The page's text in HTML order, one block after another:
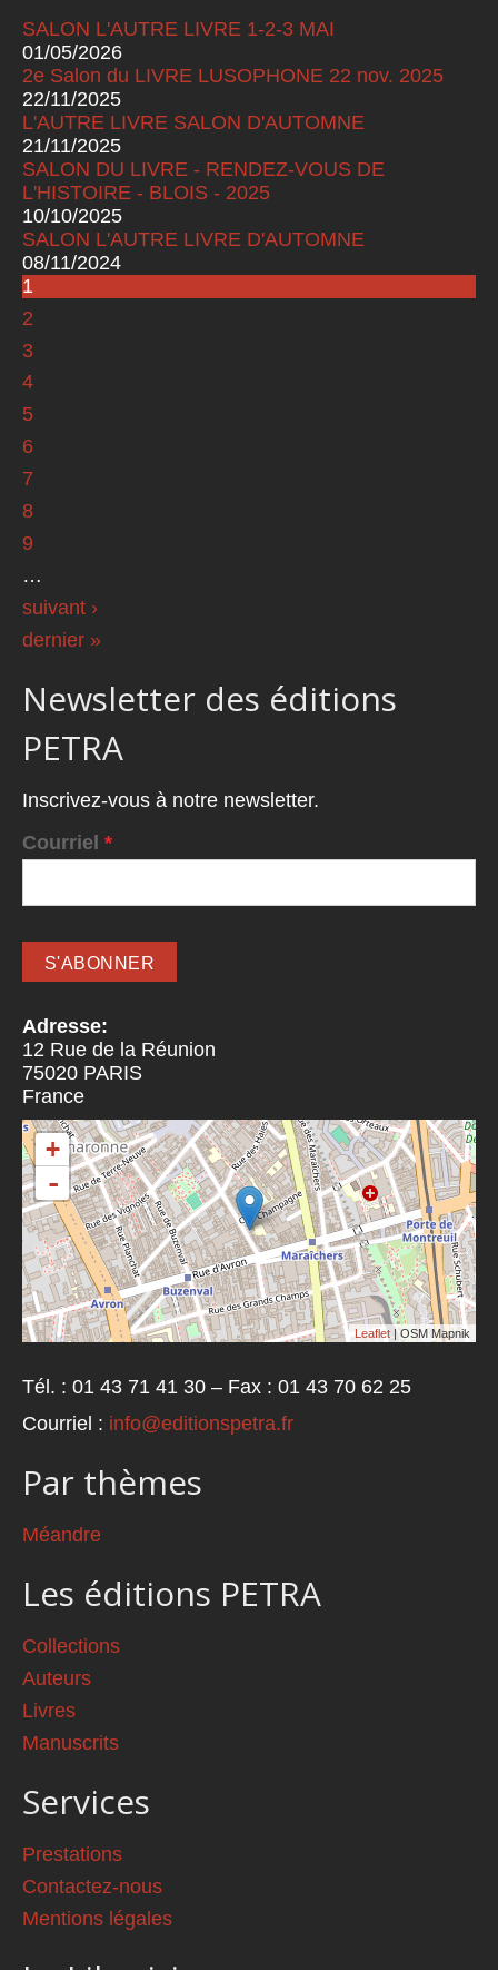
SALON L'AUTRE LIVRE 1-2-3 MAI
01/05/2026
2e Salon du LIVRE LUSOPHONE 22 nov. 2025
22/11/2025
L'AUTRE LIVRE SALON D'AUTOMNE
21/11/2025
SALON DU LIVRE - RENDEZ-VOUS DE
L'HISTOIRE - BLOIS - 2025
10/10/2025
SALON L'AUTRE LIVRE D'AUTOMNE
08/11/2024
Pages
1
2
3
4
5
6
7
8
9
…
suivant ›
dernier »
Newsletter des éditions
PETRA
Inscrivez-vous à notre newsletter.
Courriel *
Adresse:
12 Rue de la Réunion
75020 PARIS
France
+
-
Leaflet | OSM Mapnik
Tél. : 01 43 71 41 30 – Fax : 01 43 70 62 25
Courriel : info@editionspetra.fr
Par thèmes
Méandre
Les éditions PETRA
Collections
Auteurs
Livres
Manuscrits
Services
Prestations
Contactez-nous
Mentions légales